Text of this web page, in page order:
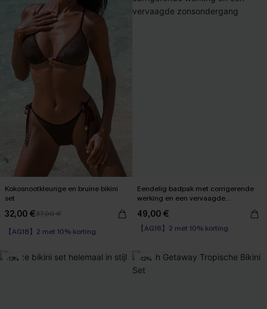
Kokosnootkleurige en bruine bikini
set
32,00 €37,00 €
【AG18】2 met 10% korting
Eendelig badpak met corrigerende
werking en een vervaagde
49,00 €
【AG18】2 met 10% korting
Corrigerend badpak
-13% -12%